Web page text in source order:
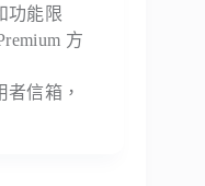
功能限
方
信箱，